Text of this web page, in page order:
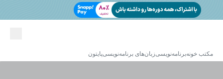
مکتب خونهبرنامه‌نویسیزبان‌های برنامه‌نویسیپایتون